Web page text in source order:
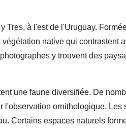
Tres, à l'est de l'Uruguay.
native qui contrastent
y trouvent des
une faune diversifiée. De
l'observation ornithologique. Les
Certains espaces naturels